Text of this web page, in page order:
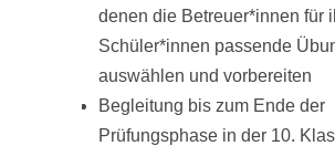
denen die Betreuer*innen für
Schüler*innen passende
auswählen und vorbereiten
Begleitung bis zum Ende der
Prüfungsphase in der 10.